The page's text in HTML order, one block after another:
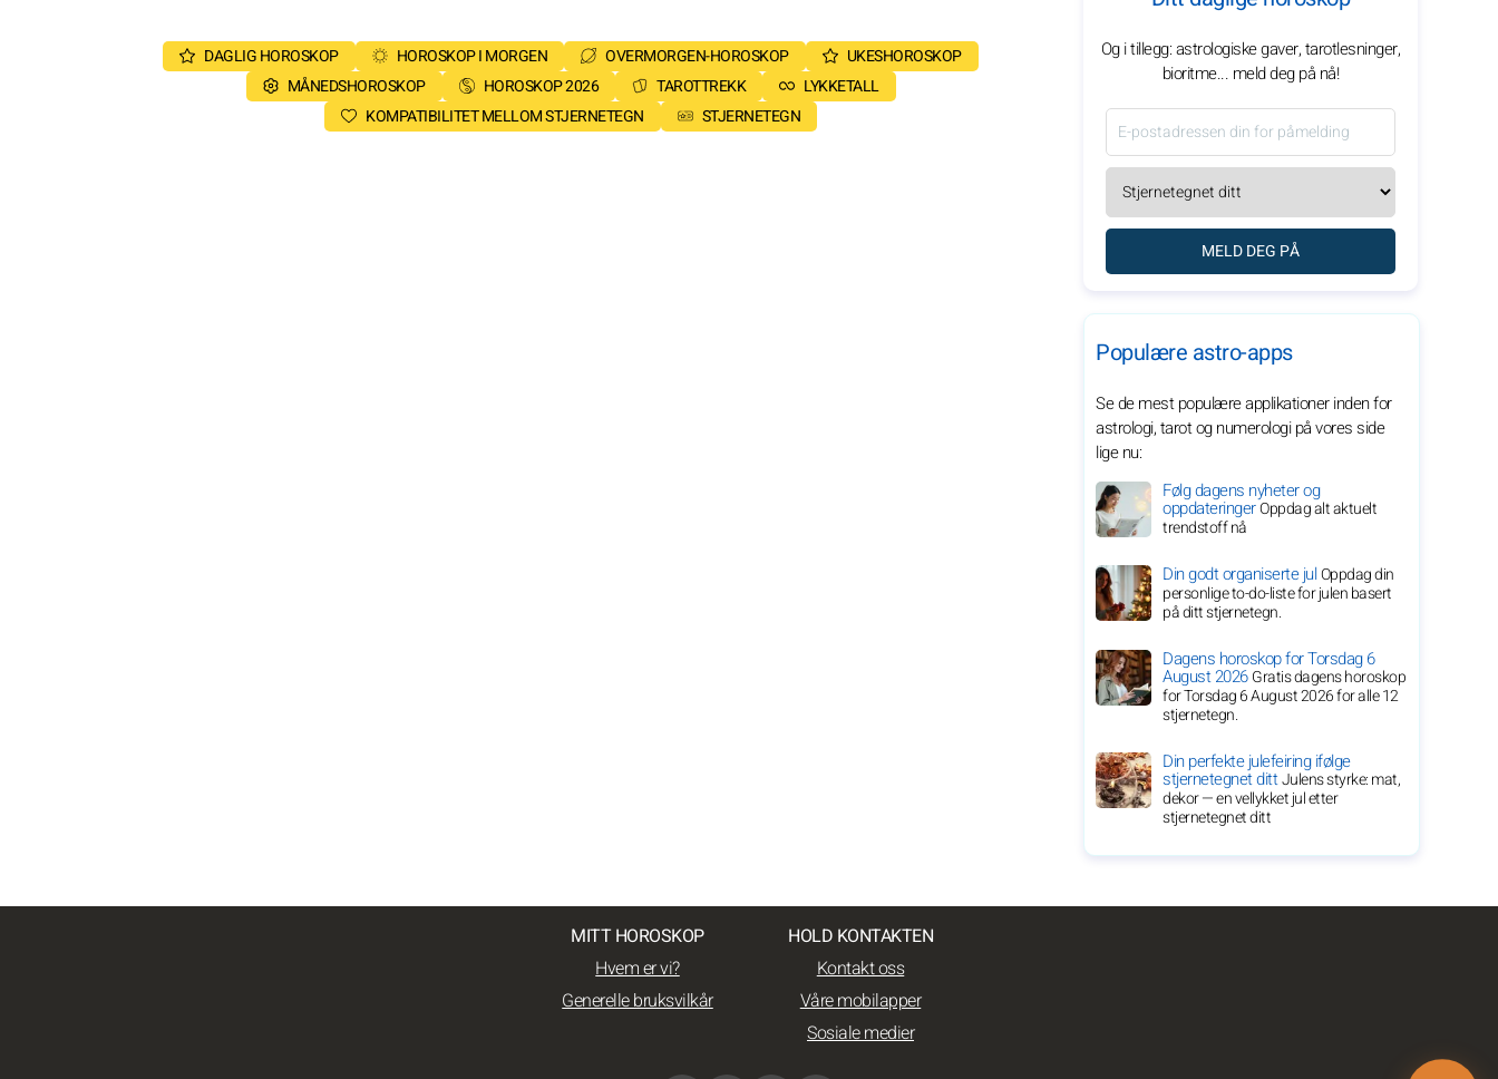
DAGLIG HOROSKOP HOROSKOP I MORGEN OVERMORGEN-HOROSKOP
UKESHOROSKOP
MÅNEDSHOROSKOP
HOROSKOP 2026 TAROTTREKK
LYKKETALL
KOMPATIBILITET MELLOM STJERNETEGN
STJERNETEGN
Og i tillegg: astrologiske gaver, tarotlesninger,
bioritme... meld deg på nå!
MELD DEG PÅ
Populære astro-apps
Se de mest populære applikationer inden for
astrologi, tarot og numerologi på vores side
lige nu:
Følg dagens nyheter og
oppdateringerOppdag alt aktuelt
trendstoff nå
Din godt organiserte julOppdag din
personlige to-do-liste for julen basert
på ditt stjernetegn.
Dagens horoskop for Torsdag 6
August 2026Gratis dagens horoskop
for Torsdag 6 August 2026 for alle 12
stjernetegn.
Din perfekte julefeiring ifølge
stjernetegnet dittJulens styrke: mat,
dekor — en vellykket jul etter
stjernetegnet ditt
MITT HOROSKOP
Hvem er vi?
Generelle bruksvilkår
HOLD KONTAKTEN
Kontakt oss
Våre mobilapper
Sosiale medier